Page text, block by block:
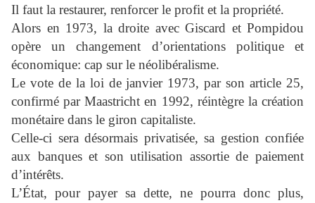
Il faut la restaurer, renforcer le profit et la propriété.
Alors en 1973, la droite avec Giscard et Pompidou
opère un changement d’orientations politique et
économique: cap sur le néolibéralisme.
Le vote de la loi de janvier 1973, par son article 25,
confirmé par Maastricht en 1992, réintègre la création
monétaire dans le giron capitaliste.
Celle-ci sera désormais privatisée, sa gestion confiée
aux banques et son utilisation assortie de paiement
d’intérêts.
L’État, pour payer sa dette, ne pourra donc plus,